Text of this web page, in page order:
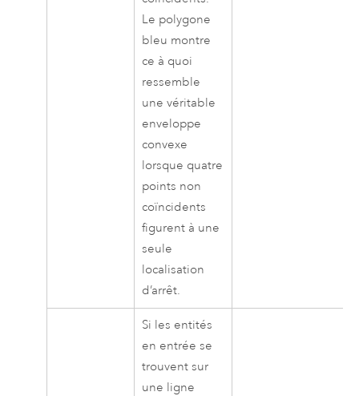
Le polygone
bleu montre
ce à quoi
ressemble
une véritable
enveloppe
convexe
lorsque quatre
points non
coïncidents
figurent à une
seule
localisation
d’arrêt.
Si les entités
en entrée se
trouvent sur
une ligne